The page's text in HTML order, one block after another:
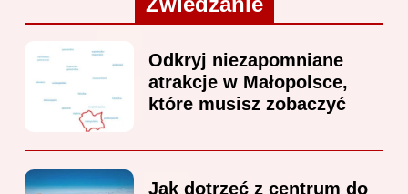
Odkryj niezapomniane
atrakcje w Małopolsce,
które musisz zobaczyć
Jak dotrzeć z centrum do